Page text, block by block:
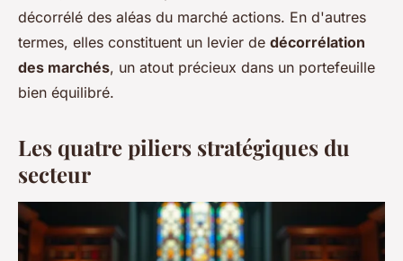
décorrélé des aléas du marché actions. En d'autres
termes, elles constituent un levier de décorrélation
des marchés, un atout précieux dans un portefeuille
bien équilibré.
Les quatre piliers stratégiques du
secteur